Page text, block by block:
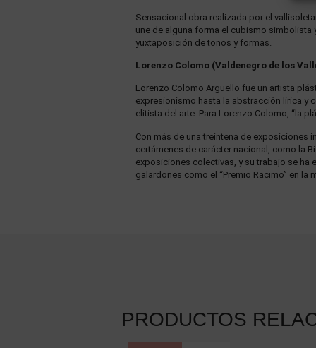
Sensacional obra realizada por el
une de alguna forma el cubismo simbolista
yuxtaposición de tonos y formas.
Lorenzo Colomo (Valdenegro de los
Lorenzo Colomo Argüello fue un artista
expresionismo hasta la abstracción lírica y
elitista del arte. Para Lorenzo Colomo, “la
Con más de una treintena de
certámenes de carácter nacional, como la
exposiciones colectivas, y su trabajo se ha
galardones como el “Premio Racimo” en la
PRODUCTOS